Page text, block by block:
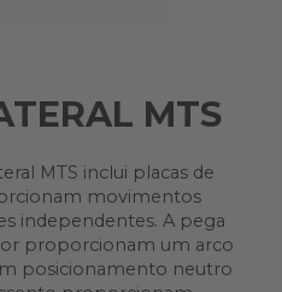
MTS
MTS inclui placas de
movimentos
independentes. A pega
proporcionam um arco
posicionamento neutro